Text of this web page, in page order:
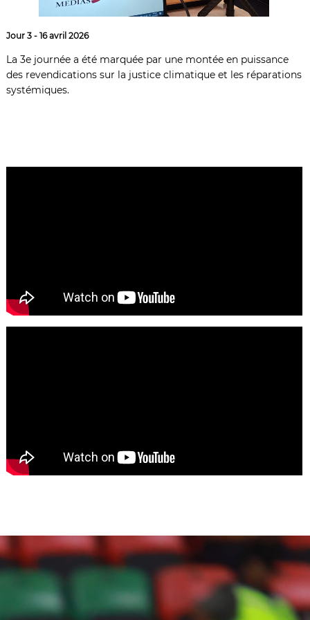
Jour 3 - 16 avril 2026
La 3e journée a été marquée par une montée en puissance
des revendications sur la justice climatique et les réparations
systémiques.